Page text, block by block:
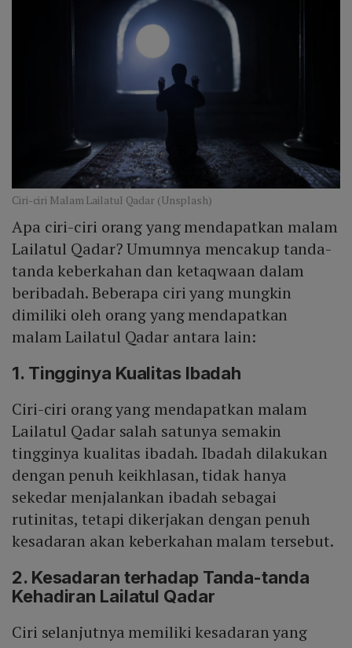
Ciri-ciri Malam Lailatul Qadar (Unsplash)
Apa ciri-ciri orang yang mendapatkan malam
Lailatul Qadar? Umumnya mencakup tanda-
tanda keberkahan dan ketaqwaan dalam
beribadah. Beberapa ciri yang mungkin
dimiliki oleh orang yang mendapatkan
malam Lailatul Qadar antara lain:
1. Tingginya Kualitas Ibadah
Ciri-ciri orang yang mendapatkan malam
Lailatul Qadar salah satunya semakin
tingginya kualitas ibadah. Ibadah dilakukan
dengan penuh keikhlasan, tidak hanya
sekedar menjalankan ibadah sebagai
rutinitas, tetapi dikerjakan dengan penuh
kesadaran akan keberkahan malam tersebut.
2. Kesadaran terhadap Tanda-tanda
Kehadiran Lailatul Qadar
Ciri selanjutnya memiliki kesadaran yang